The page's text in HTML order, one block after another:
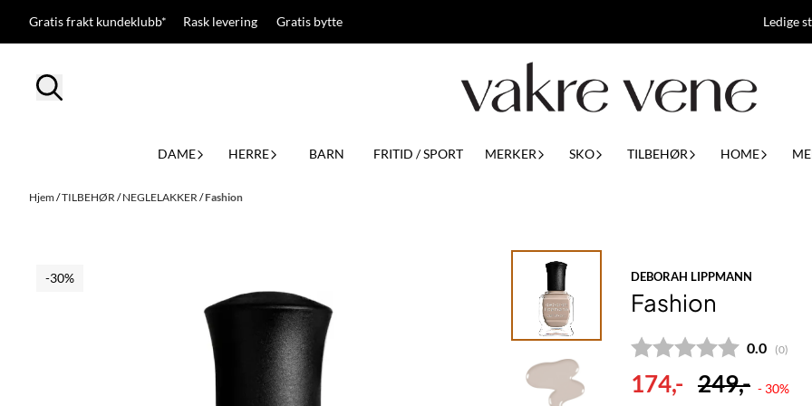
Hopp til innhold
Gratis frakt kundeklubb* Rask levering Gratis bytte Ledige
DAME HERRE BARN FRITID / SPORT MERKER SKO TILBEHØR HOME
Hjem/TILBEHØR/NEGLELAKKER/Fashion
-30% DEBORAH LIPPMANN
Fashion
0.0 (0)
174,- 249,- - 30%